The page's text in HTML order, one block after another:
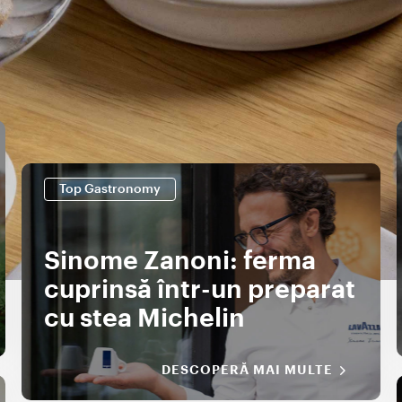
Top Gastronomy
Sinome Zanoni: ferma
cuprinsă într-un preparat
cu stea Michelin
DESCOPERĂ MAI MULTE